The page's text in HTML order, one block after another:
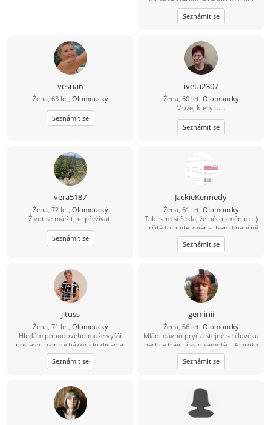
mlčet, sdílet všední dny a objevovat
ty neobyčejné chvilky
Seznámit se
vesna6
Žena, 63 let, Olomoucký
Seznámit se
iveta2307
Žena, 60 let, Olomoucký
Muže, který.......
Seznámit se
vera5187
Žena, 72 let, Olomoucký
Život se má žít,ne přežívat.
Seznámit se
JackieKennedy
Žena, 61 let, Olomoucký
Tak jsem si řekla, že něco změním :-)
Určitě to bude změna. Jsem finančně
nezávislá, ale takový kamarád na
slunce i do deště by mohl být fajn :-)
Jsem pěkná , ne pro každého...Mám
že chlap bude pro mě to nejlepší, co
mám mít, tak třeba mají synové
pravdu :-) Dělám to i pro sebe,, mám
ráda život na pohodu, ale pohodlná
nejsem, mám fenku Jackii a patří do
rodiny,:-)
Seznámit se
jituss
Žena, 71 let, Olomoucký
Hledám pohodového muže vyšší
postavy, na procházky, do divadla,
na koncerty, výlety na kole
Seznámit se
geminii
Žena, 66 let, Olomoucký
Mládí dávno pryč a stejně se člověku
nechce trávit čas o samotě... A proto
hledám kamaráda, přítele, lásku(?),
prostě někoho na sdílení času při
společných aktivitách, sdílení radostí
Seznámit se